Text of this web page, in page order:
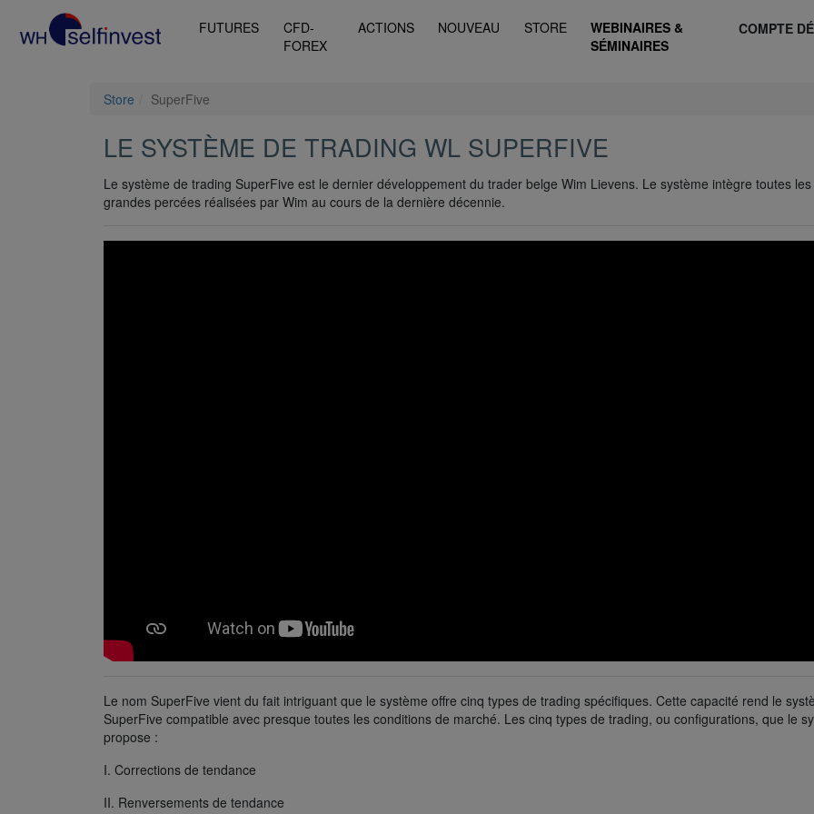
FUTURES
CFD-
FOREX
ACTIONS NOUVEAU STORE
WEBINAIRES &
SÉMINAIRES
COMPTE
Store SuperFive
LE SYSTÈME DE TRADING WL SUPERFIVE
Le système de trading SuperFive est le dernier développement du trader belge Wim Lievens. Le système intègre toutes les
grandes percées réalisées par Wim au cours de la dernière décennie.
Le nom SuperFive vient du fait intriguant que le système offre cinq types de trading spécifiques. Cette capacité rend le
SuperFive compatible avec presque toutes les conditions de marché. Les cinq types de trading, ou configurations, que le
propose :
I. Corrections de tendance
II. Renversements de tendance